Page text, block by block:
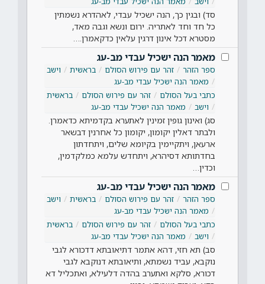
סד) ובגין כך, הנה ישכיל עבדי, לאהדרא נשמתין
כל חד וחד לאתריה. ירום ונשא וגבה מאד,
מסטרא דכל אינון דרגין עלאין כדקאמרן.…
מאמר הנה ישכיל עבדי מב-עג
ספר הזהר זהר עם פירוש הסולם בראשית
וישב
מאמר הנה ישכיל עבדי מב-עג
כתבי בעל הסולם
זהר עם פירוש הסולם
בראשית
וישב
מאמר הנה ישכיל עבדי מב-עג
סג) ואינון גופין זמינין לאתערא בקדמיתא כדאמרן.
ולבתר דאלין יקומון, יקומון כל אחרנין דבשאר
ארעאן, ויתקיימין בקיומא שלים, ויתחדתון
בחדתותא דסיהרא, ויתחדש עלמא כמלקדמין,
וכדין…
מאמר הנה ישכיל עבדי מב-עג
ספר הזהר זהר עם פירוש הסולם בראשית
וישב
מאמר הנה ישכיל עבדי מב-עג
כתבי בעל הסולם
זהר עם פירוש הסולם
בראשית
וישב
מאמר הנה ישכיל עבדי מב-עג
סב) תא חזי, דהא אתמר דתיאובתא דדכורא לגבי
נוקבא, עביד נשמתא, ותיאובתא דנוקבא לגבי
דכורא, סלקא ואתערב בהדה דלעילא, ואתכליל דא